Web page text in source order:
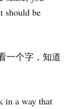
should be
个字，知道
a way that